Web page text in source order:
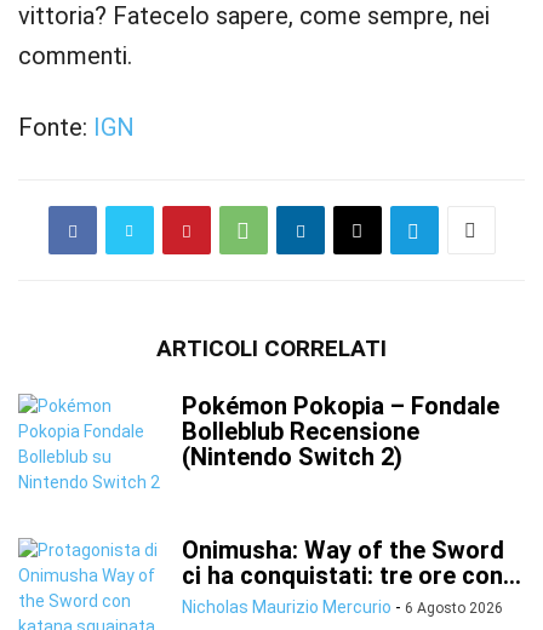
vittoria? Fatecelo sapere, come sempre, nei
commenti.
Fonte: IGN
ARTICOLI CORRELATI
Pokémon Pokopia – Fondale
Bolleblub Recensione
(Nintendo Switch 2)
Onimusha: Way of the Sword
ci ha conquistati: tre ore con...
Nicholas Maurizio Mercurio - 6 Agosto 2026